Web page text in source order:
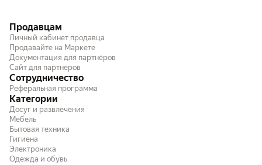
Продавцам
Личный кабинет продавца
Продавайте на Маркете
Документация для партнёров
Сайт для партнёров
Сотрудничество
Реферальная программа
Категории
Досуг и развлечения
Мебель
Бытовая техника
Гигиена
Электроника
Одежда и обувь